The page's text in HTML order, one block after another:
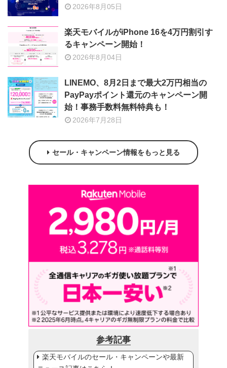
2026年8月05日
楽天モバイルがiPhone 16を4万円割引す
るキャンペーン開始！
2026年8月04日
LINEMO、8月2日まで最大2万円相当の
PayPayポイント還元のキャンペーン開
始！事務手数料無料特典も！
2026年7月28日
セール・キャンペーン情報をもっと見る
参考記事
楽天モバイルのセール・キャンペーンや最新